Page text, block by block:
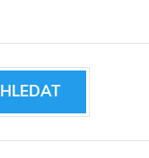
HLEDAT